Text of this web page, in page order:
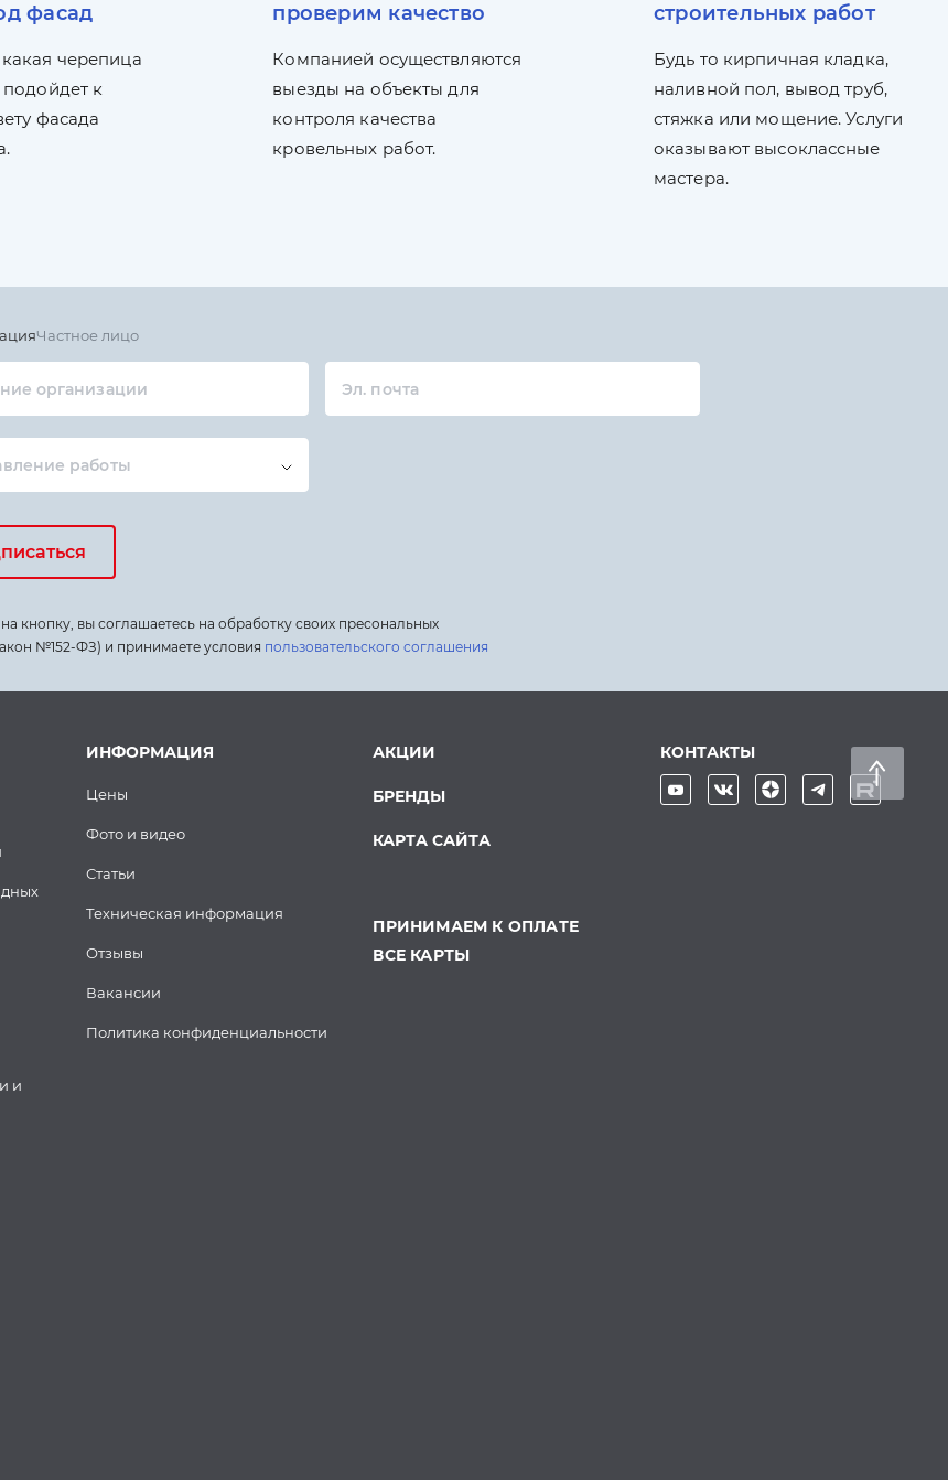
фасад
черепица
к
фасада
проверим качество
Компанией осуществляются
выезды на объекты для
контроля качества
кровельных работ.
строительных работ
Будь то кирпичная кладка,
наливной пол, вывод труб,
стяжка или мощение. Услуги
оказывают высоклассные
мастера.
Частное лицо
организации Эл. почта
работы
кнопку, вы соглашаетесь на обработку своих пресональных
№152-ФЗ) и принимаете условия пользовательского соглашения
и
ИНФОРМАЦИЯ
Цены
Фото и видео
Статьи
Техническая информация
Отзывы
Вакансии
Политика конфиденциальности
АКЦИИ
БРЕНДЫ
КАРТА САЙТА
ПРИНИМАЕМ К ОПЛАТЕ
ВСЕ КАРТЫ
КОНТАКТЫ